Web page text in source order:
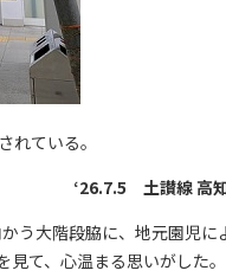
れている。
‘26.7.5 土讃線 高知
う大階段脇に、地元園児に
て、心温まる思いがした。